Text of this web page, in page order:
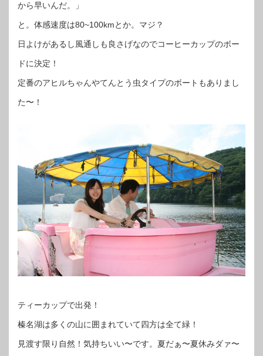
から早いんだ。」
と。体感速度は80~100kmとか。マジ？
日よけがあるし風通しも良さげなのでコーヒーカップのボー
ドに決定！
定番のアヒルちゃんやてんとう虫タイプのボートもありまし
た〜！
ティーカップで出発！
榛名湖は多くの山に囲まれていて四方は全て緑！
見渡す限り自然！気持ちいい〜です。夏だぁ〜夏休みダァ〜